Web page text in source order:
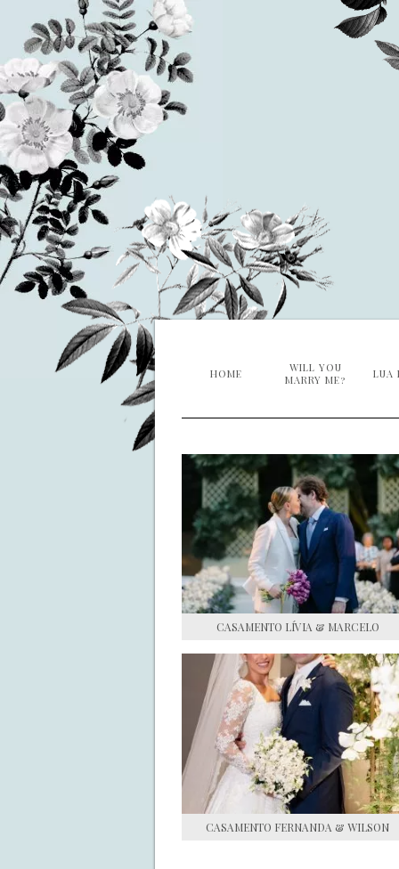
HOME
WILL YOU
MARRY ME?
LUA
CASAMENTO LÍVIA & MARCELO
CASAMENTO FERNANDA & WILSON